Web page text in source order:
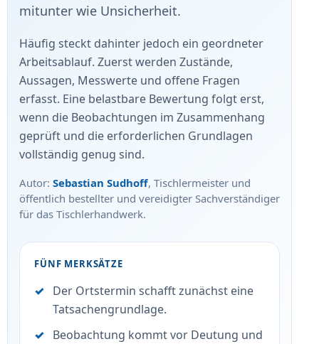
mitunter wie Unsicherheit.
Häufig steckt dahinter jedoch ein geordneter
Arbeitsablauf. Zuerst werden Zustände,
Aussagen, Messwerte und offene Fragen
erfasst. Eine belastbare Bewertung folgt erst,
wenn die Beobachtungen im Zusammenhang
geprüft und die erforderlichen Grundlagen
vollständig genug sind.
Autor: Sebastian Sudhoff, Tischlermeister und
öffentlich bestellter und vereidigter Sachverständiger
für das Tischlerhandwerk.
FÜNF MERKSÄTZE
Der Ortstermin schafft zunächst eine
Tatsachengrundlage.
Beobachtung kommt vor Deutung und